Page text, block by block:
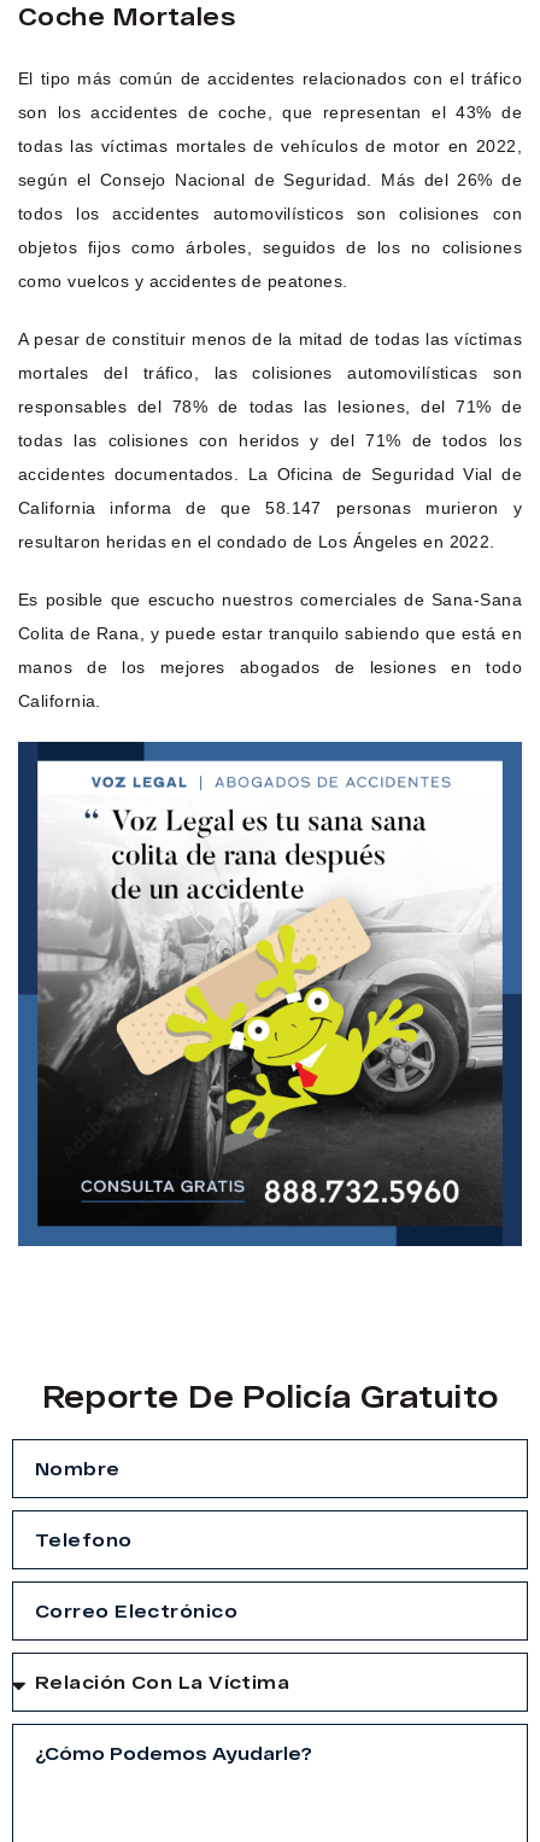
Coche Mortales
El tipo más común de accidentes relacionados con el tráfico
son los accidentes de coche, que representan el 43% de
todas las víctimas mortales de vehículos de motor en 2022,
según el Consejo Nacional de Seguridad. Más del 26% de
todos los accidentes automovilísticos son colisiones con
objetos fijos como árboles, seguidos de los no colisiones
como vuelcos y accidentes de peatones.
A pesar de constituir menos de la mitad de todas las víctimas
mortales del tráfico, las colisiones automovilísticas son
responsables del 78% de todas las lesiones, del 71% de
todas las colisiones con heridos y del 71% de todos los
accidentes documentados. La Oficina de Seguridad Vial de
California informa de que 58.147 personas murieron y
resultaron heridas en el condado de Los Ángeles en 2022.
Es posible que escucho nuestros comerciales de Sana-Sana
Colita de Rana, y puede estar tranquilo sabiendo que está en
manos de los mejores abogados de lesiones en todo
California.
Reporte De Policía Gratuito